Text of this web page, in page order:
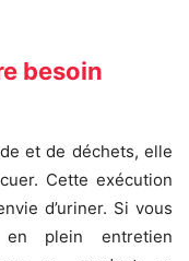
besoin
et de déchets, elle
Cette exécution
d’uriner. Si vous
plein entretien